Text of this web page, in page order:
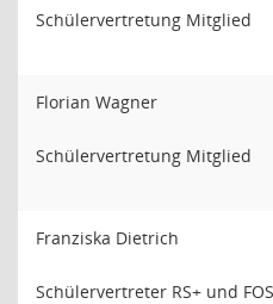
Schülervertretung Mitglied
Florian Wagner
Schülervertretung Mitglied
Franziska Dietrich
Schülervertreter RS+ und